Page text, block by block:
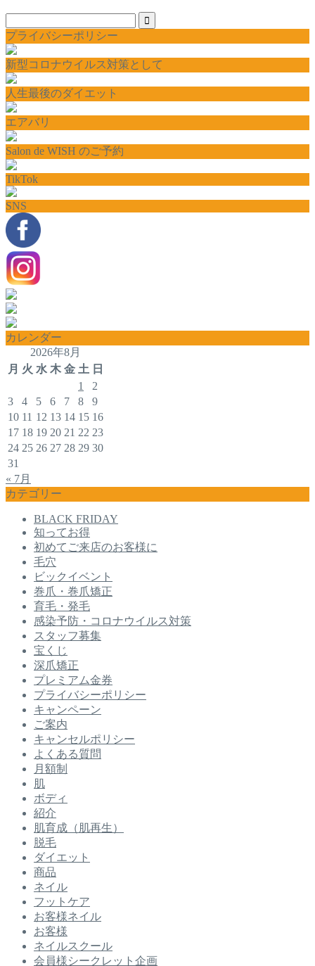
プライバシーポリシー
新型コロナウイルス対策として
人生最後のダイエット
エアバリ
Salon de WISH のご予約
TikTok
SNS
カレンダー
2026年8月
月 火 水 木 金 土 日
1
2
3
4 5 6 7 8
9
10 11 12 13 14 15 16
17 18 19 20 21 22 23
24 25 26 27 28 29 30
31
« 7月
カテゴリー
BLACK FRIDAY
知ってお得
初めてご来店のお客様に
毛穴
ビックイベント
巻爪・巻爪矯正
育毛・発毛
感染予防・コロナウイルス対策
スタッフ募集
宝くじ
深爪矯正
プレミアム金券
プライバシーポリシー
キャンペーン
ご案内
キャンセルポリシー
よくある質問
月額制
肌
ボディ
紹介
肌育成（肌再生）
脱毛
ダイエット
商品
ネイル
フットケア
お客様ネイル
お客様
ネイルスクール
会員様シークレット企画